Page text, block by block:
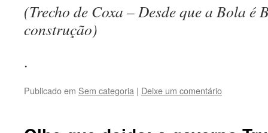
(Trecho de Coxa – Desde que a Bola é
construção)
.
Publicado em Sem categoria | Deixe um comentário